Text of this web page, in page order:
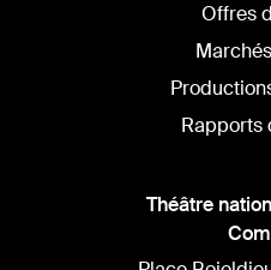
Offres
Rapports
Théâtre